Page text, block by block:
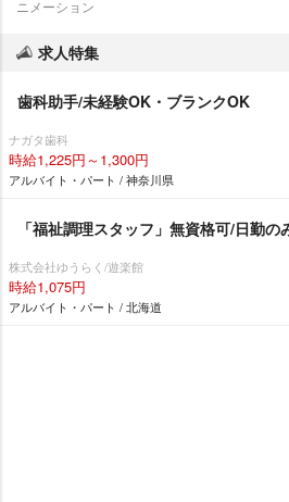
ニメーション
求人特集
歯科助手/未経験OK・ブランクOK
ナガタ歯科
時給1,225円～1,300円
アルバイト・パート / 神奈川県
「福祉調理スタッフ」無資格可/日勤
株式会社ゆうらく/遊楽館
時給1,075円
アルバイト・パート / 北海道